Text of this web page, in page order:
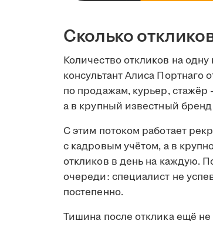
Сколько
Количество откликов на
консультант Алиса
по продажам, курьер,
а в крупный известный
С этим потоком работает
с кадровым учётом, а в
откликов в день на каждую.
очереди: специалист не
постепенно.
Тишина после отклика ещё